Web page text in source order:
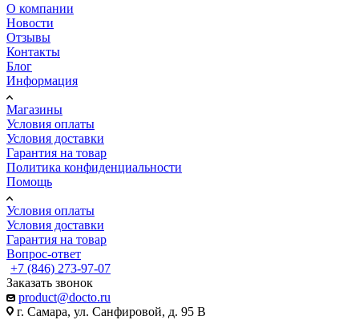
О компании
Новости
Отзывы
Контакты
Блог
Информация
Магазины
Условия оплаты
Условия доставки
Гарантия на товар
Политика конфиденциальности
Помощь
Условия оплаты
Условия доставки
Гарантия на товар
Вопрос-ответ
+7 (846) 273-97-07
Заказать звонок
product@docto.ru
г. Самара, ул. Санфировой, д. 95 В